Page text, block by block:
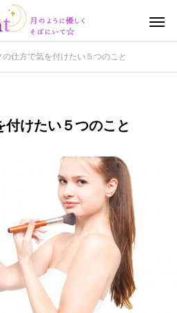
の仕方で気を付けたい５つのこと
付けたい５つのこと